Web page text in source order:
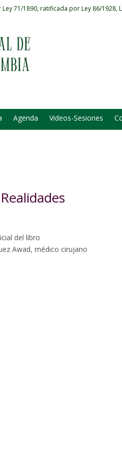
71/1890, ratificada por Ley 86/1928,
Agenda Videos-Sesiones
del libro
Awad, médico cirujano